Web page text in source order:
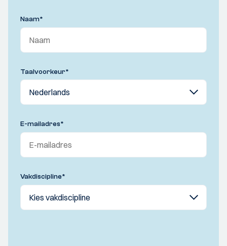
Naam*
Taalvoorkeur*
E-mailadres*
Vakdiscipline*